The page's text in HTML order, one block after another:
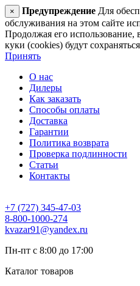
× Предупреждение Для
обслуживания на этом сайте
Продолжая его использование,
куки (cookies) будут
Принять
О нас
Дилеры
Как заказать
Способы оплаты
Доставка
Гарантии
Политика возврата
Проверка подлинности
Статьи
Контакты
+7 (727) 345-47-03
8-800-1000-274
kvazar91@yandex.ru
Пн-пт с 8:00 до 17:00
Каталог товаров